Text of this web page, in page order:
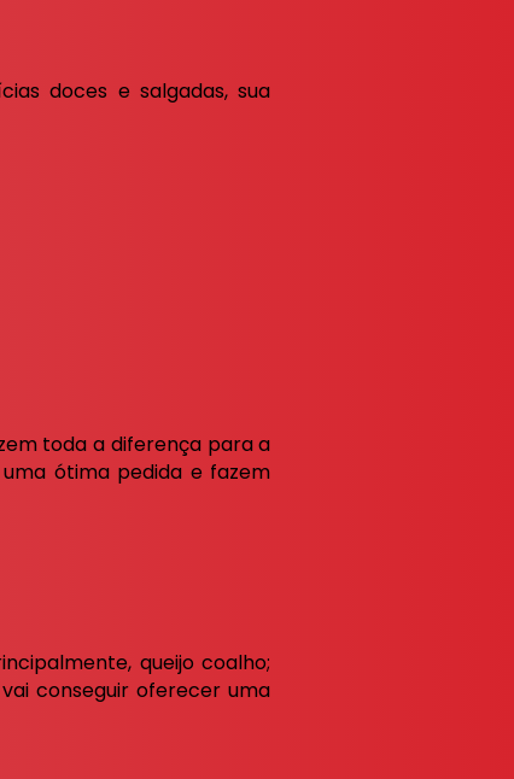
doces e salgadas, sua
toda a diferença para a
ótima pedida e fazem
queijo coalho;
conseguir oferecer uma